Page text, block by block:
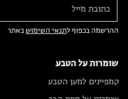
ההרשמה בכפוף לתנאי השימושבאתר
שומרות על הטבע
קמפיינים למען הטבע